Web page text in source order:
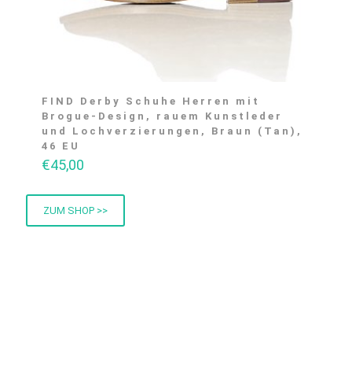
FIND Derby Schuhe Herren mit
Brogue-Design, rauem Kunstleder
und Lochverzierungen, Braun (Tan),
46 EU
€45,00
ZUM SHOP >>